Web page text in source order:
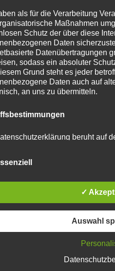
abzugeben.
reduzieren.
als für die Verarbeitung
Maßnahmen
Schutz der über diese
Daten
Datenübertragungen
sodass ein absoluter
Grund steht es jeder
Daten auch auf
an uns zu übermitteln.
beruht auf
Grundverordnung (DS-
soll sowohl für
gewährleisten, möchten wir
in dieser
✓
Auswahl